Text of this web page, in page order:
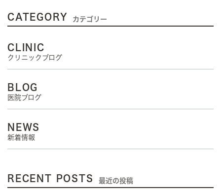
CATEGORY カテゴリー
CLINIC
クリニックブログ
BLOG
医院ブログ
NEWS
新着情報
RECENT POSTS 最近の投稿